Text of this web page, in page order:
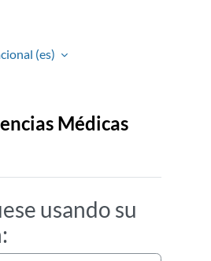
‎(es)‎
Médicas
usando su